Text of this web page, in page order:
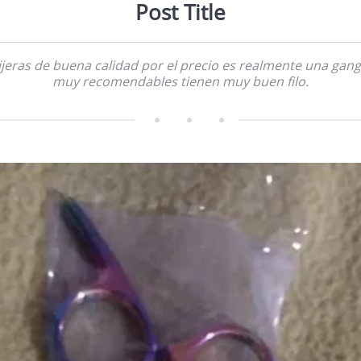
Post Title
de buena calidad por el precio es realmente una
muy recomendables tienen muy buen filo.